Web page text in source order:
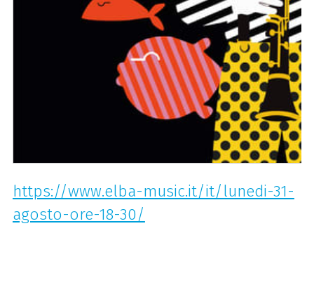
https://www.elba-music.it/it/lunedi-31-
agosto-ore-18-30/